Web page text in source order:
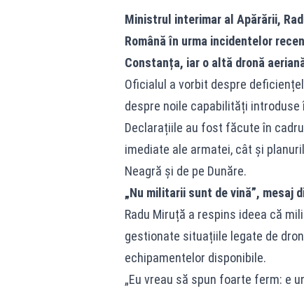
Ministrul interimar al Apărării,
Română în urma incidentelor
Constanța, iar o altă dronă
Oficialul a vorbit despre
despre noile capabilități introduse
Declarațiile au fost făcute în
imediate ale armatei, cât și
Neagră și de pe Dunăre.
„Nu militarii sunt de vină”, mesaj
Radu Miruță a respins ideea că
gestionate situațiile legate de
echipamentelor disponibile.
„Eu vreau să spun foarte ferm: e